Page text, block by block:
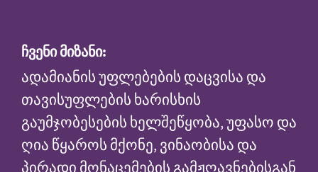
ჩვენი მიზანი:
ადამიანის უფლებების დაცვისა და
თავისუფლების ხარისხის
გაუმჯობესების ხელშეწყობა, უფასო და
ღია წყაროს მქონე, ვინაობისა და
პირადი მონაცემების გამჟღავნებისგან